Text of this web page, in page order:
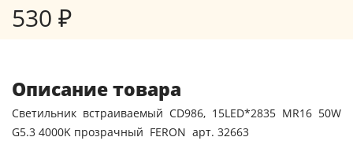
530 ₽
Описание товара
Светильник встраиваемый CD986, 15LED*2835 MR16 50W
G5.3 4000K прозрачный FERON арт. 32663